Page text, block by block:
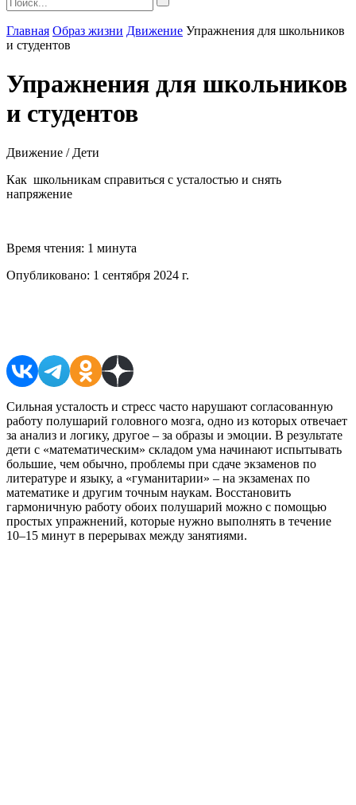
Главная Образ жизни Движение Упражнения для школьников
и студентов
Упражнения для школьников
и студентов
Движение / Дети
Как школьникам справиться с усталостью и снять
напряжение
Время чтения: 1 минута
Опубликовано: 1 сентября 2024 г.
Сильная усталость и стресс часто нарушают согласованную
работу полушарий головного мозга, одно из которых отвечает
за анализ и логику, другое – за образы и эмоции. В результате
дети с «математическим» складом ума начинают испытывать
большие, чем обычно, проблемы при сдаче экзаменов по
литературе и языку, а «гуманитарии» – на экзаменах по
математике и другим точным наукам. Восстановить
гармоничную работу обоих полушарий можно с помощью
простых упражнений, которые нужно выполнять в течение
10–15 минут в перерывах между занятиями.